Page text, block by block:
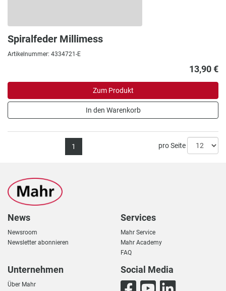
Spiralfeder Millimess
Artikelnummer: 4334721-E
13,90 €
Zum Produkt
In den Warenkorb
1 pro Seite
News
Newsroom
Newsletter abonnieren
Services
Mahr Service
Mahr Academy
FAQ
Unternehmen
Über Mahr
Social Media